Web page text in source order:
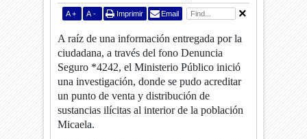
A + A - Imprimir Email
A raíz de una información entregada por la
ciudadana, a través del fono Denuncia
Seguro *4242, el Ministerio Público inició
una investigación, donde se pudo acreditar
un punto de venta y distribución de
sustancias ilícitas al interior de la población
Micaela.